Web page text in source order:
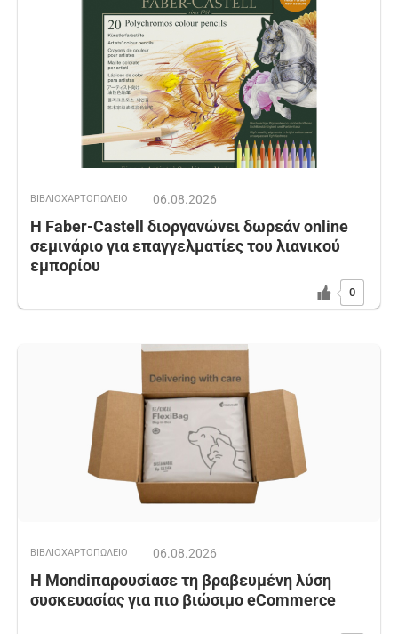
ΒΙΒΛΙΟΧΑΡΤΟΠΩΛΕΙΟ 06.08.2026
Η Faber-Castell διοργανώνει δωρεάν online
σεμινάριο για επαγγελματίες του λιανικού
εμπορίου
0
ΒΙΒΛΙΟΧΑΡΤΟΠΩΛΕΙΟ 06.08.2026
Η Mondiπαρουσίασε τη βραβευμένη λύση
συσκευασίας για πιο βιώσιμο eCommerce